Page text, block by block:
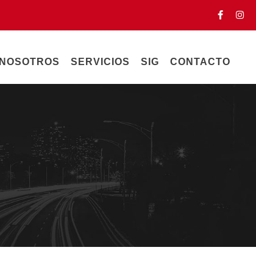
NOSOTROS SERVICIOS SIG CONTACTO